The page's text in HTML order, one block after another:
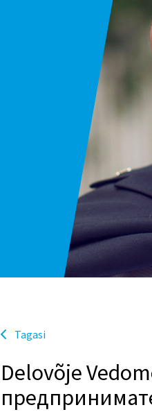
Tagasi
Delovõje